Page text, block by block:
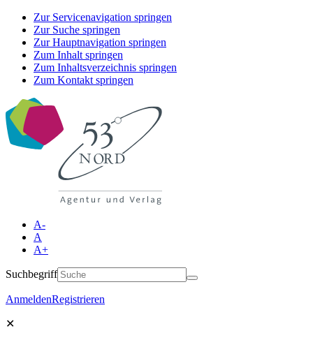
Zur Servicenavigation springen
Zur Suche springen
Zur Hauptnavigation springen
Zum Inhalt springen
Zum Inhaltsverzeichnis springen
Zum Kontakt springen
A-
A
A+
Suchbegriff
AnmeldenRegistrieren
✕